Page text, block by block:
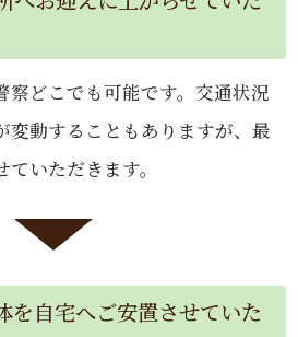
察どこでも可能です。交通状況
変動することもありますが、最
いただきます。
を自宅へご安置させていた